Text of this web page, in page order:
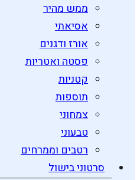
ממש מהיר
אסיאתי
אורז ודגנים
פסטה ואטריות
קטניות
תוספות
צמחוני
טבעוני
רטבים וממרחים
סרטוני בישול